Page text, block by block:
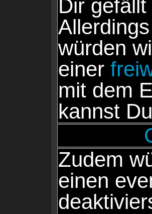
Dir
würden
einer
mit dem
kannst
Zudem
einen